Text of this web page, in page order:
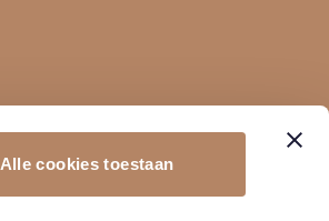
Alle cookies toestaan